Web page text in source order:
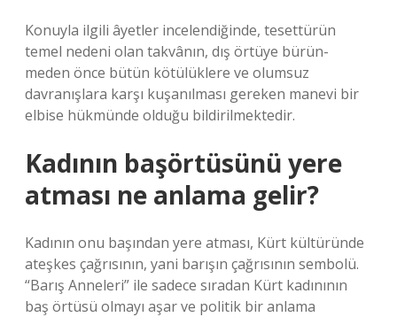
Konuyla ilgili âyetler incelendiğinde, tesettürün
temel nedeni olan takvânın, dış örtüye bürün-
meden önce bütün kötülüklere ve olumsuz
davranışlara karşı kuşanılması gereken manevi bir
elbise hükmünde olduğu bildirilmektedir.
Kadının başörtüsünü yere
atması ne anlama gelir?
Kadının onu başından yere atması, Kürt kültüründe
ateşkes çağrısının, yani barışın çağrısının sembolü.
“Barış Anneleri” ile sadece sıradan Kürt kadınının
baş örtüsü olmayı aşar ve politik bir anlama